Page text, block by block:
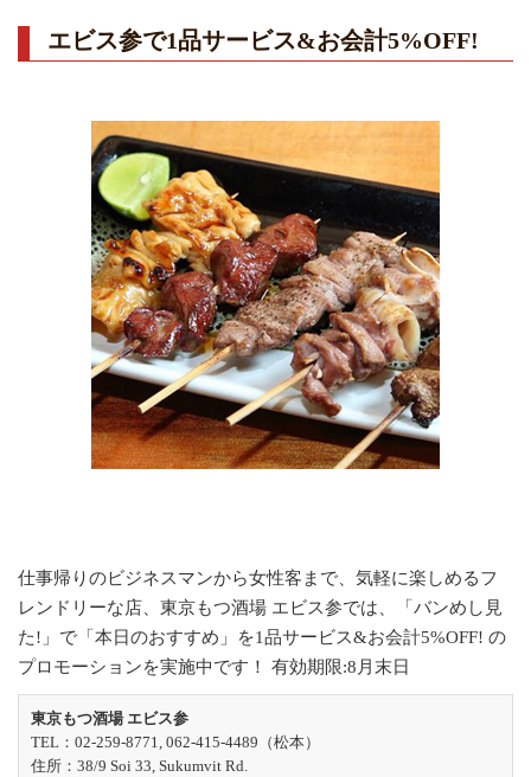
エビス参で1品サービス&お会計5%OFF!
仕事帰りのビジネスマンから女性客まで、気軽に楽しめるフ
レンドリーな店、東京もつ酒場 エビス参では、「バンめし見
た!」で「本日のおすすめ」を1品サービス&お会計5%OFF! の
プロモーションを実施中です！ 有効期限:8月末日
東京もつ酒場 エビス参
TEL：02-259-8771, 062-415-4489（松本）
住所：38/9 Soi 33, Sukumvit Rd.